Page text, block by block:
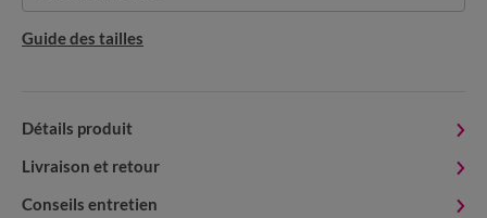
Guide des tailles
Détails produit
Livraison et retour
Conseils entretien